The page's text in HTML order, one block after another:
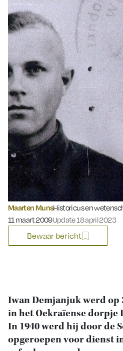
Maarten MunsHistoricus en
Gepubliceerd op:
11 maart 2009Update 18 april 2023
Bewaar bericht
Iwan Demjanjuk werd op
in het Oekraïense dorpje
In 1940 werd hij door de
opgeroepen voor dienst